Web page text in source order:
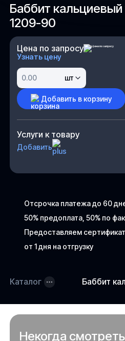
Баббит
1209-90
Отсрочка платежа до 60
50% предоплата, 50% по
Предоставляем
от 1 дня на отгрузку
Цена по запросу
Узнать цену
шт
Добавить в корзину
Услуги к товару
Добавить
Каталог Баббит
Некогда смотреть